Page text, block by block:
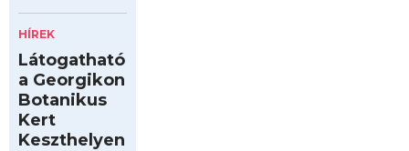
HÍREK
Látogatható
a Georgikon
Botanikus
Kert
Keszthelyen